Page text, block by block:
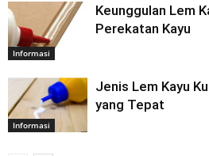
Informasi
Keunggulan Lem
Perekatan Kayu
Informasi
Jenis Lem Kayu
yang Tepat